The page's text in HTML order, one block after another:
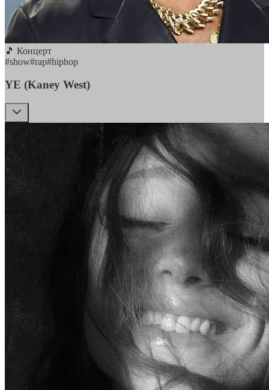
🎵 Концерт
#show#rap#hiphop
YE (Kaney West)